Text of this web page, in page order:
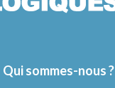
Qui sommes-nous ?